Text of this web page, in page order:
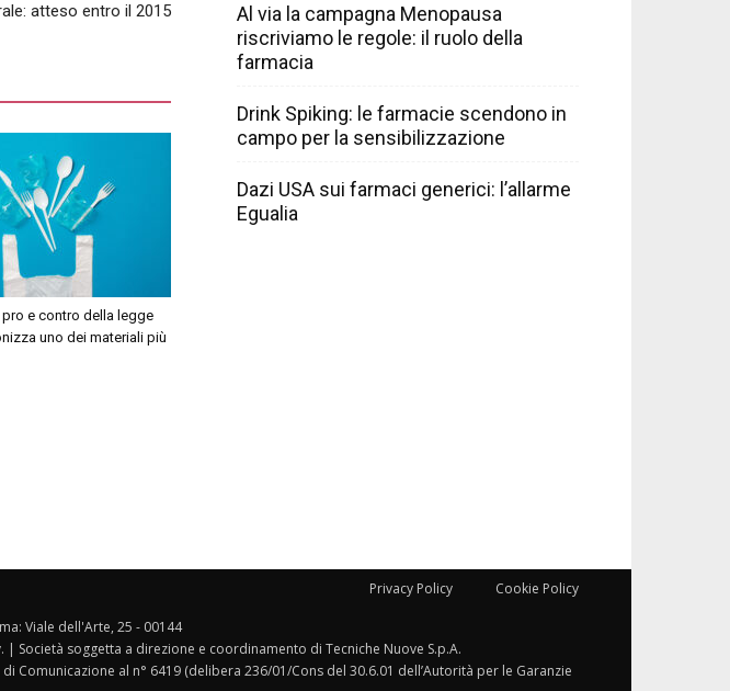
atteso entro il 2015
pro e contro della legge
uno dei materiali più
Al via la campagna Menopausa
riscriviamo le regole: il ruolo della
farmacia
Drink Spiking: le farmacie scendono in
campo per la sensibilizzazione
Dazi USA sui farmaci generici: l’allarme
Egualia
Privacy Policy Cookie Policy
Viale dell'Arte, 25 - 00144
| Società soggetta a direzione e coordinamento di Tecniche Nuove S.p.A.
Comunicazione al n° 6419 (delibera 236/01/Cons del 30.6.01 dell’Autorità per le Garanzie